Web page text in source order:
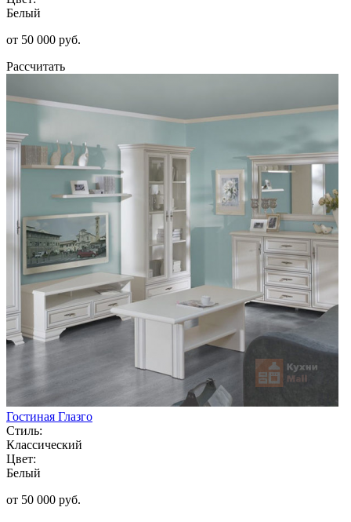
Белый
от 50 000 руб.
Рассчитать
Гостиная Глазго
Стиль:
Классический
Цвет:
Белый
от 50 000 руб.